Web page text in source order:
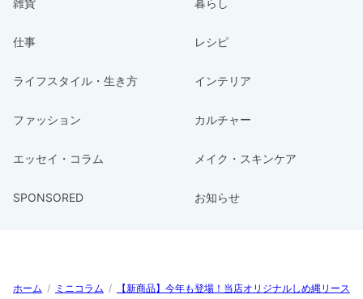
雑貨 暮らし
仕事 レシピ
ライフスタイル・生き方 インテリア
ファッション カルチャー
エッセイ・コラム メイク・スキンケア
SPONSORED お知らせ
ホーム / ミニコラム /
【新商品】今年も登場！当店オリジナルしめ縄リース